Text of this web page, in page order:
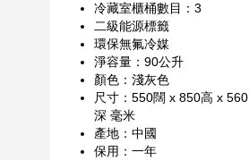
冷藏室櫃桶數目：3
二級能源標籤
環保無氟冷媒
淨容量：90公升
顏色：淺灰色
尺寸：550闊 x 850高 x 560
深 毫米
產地：中國
保用：一年